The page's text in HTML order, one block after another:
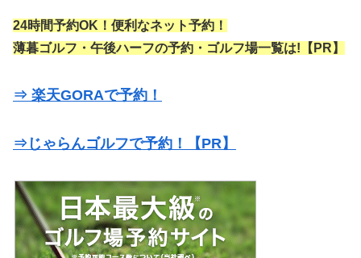
24時間予約OK！便利なネット予約！
薄暮ゴルフ・午後ハーフの予約・ゴルフ場一覧は!【PR】
⇒ 楽天GORAで予約！
⇒じゃらんゴルフで予約！【PR】